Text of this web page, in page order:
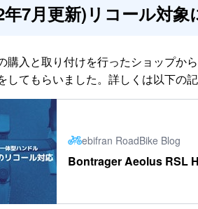
年7月更新)リコール対
購入と取り付けを行ったショップか
してもらいました。詳しくは以下の
ebifran RoadBike Blog
Bontrager Aeolus RSL